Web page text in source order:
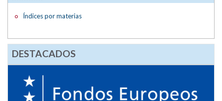
Índices por materias
DESTACADOS